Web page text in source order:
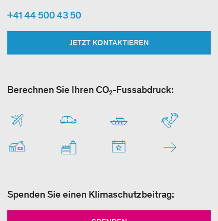
+41 44 500 43 50
JETZT KONTAKTIEREN
Berechnen Sie Ihren CO₂-Fussabdruck:
Spenden Sie einen Klimaschutzbeitrag: